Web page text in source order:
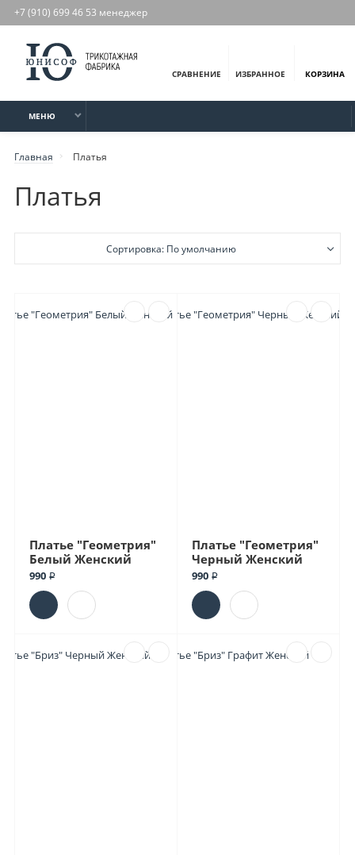
+7 (910) 699 46 53 менеджер
СРАВНЕНИЕ ИЗБРАННОЕ КОРЗИНА
МЕНЮ
Главная Платья
Платья
Сортировка: По умолчанию
Платье "Геометрия"
Белый Женский
990 ₽
Платье "Геометрия"
Черный Женский
990 ₽